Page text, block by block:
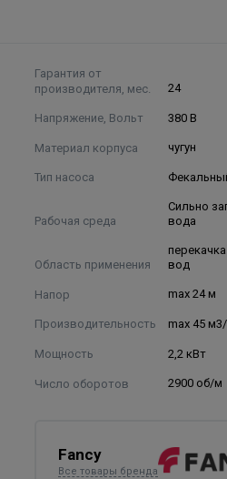
Гарантия от
производителя, мес.
24
Напряжение, Вольт 380 В
Материал корпуса чугун
Тип насоса
Рабочая среда
Сильно
вода
Область применения
вод
Напор max 24 м
Производительность max 45
Мощность 2,2 кВт
Число оборотов 2900 об/м
Fancy
Все товары бренда